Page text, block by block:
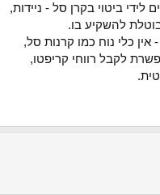
ביטוי בקרן סל - ניידות,
להשקיע בו.
אין כלי נוח כמו קרנות סל,
לקבל רווחי קריפטו,